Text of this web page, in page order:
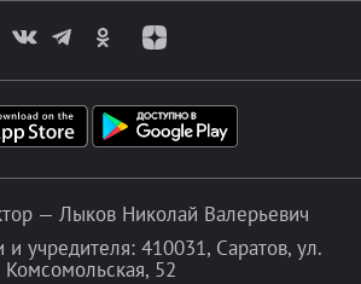
— Лыков Николай Валерьевич
учредителя: 410031, Саратов, ул.
Комсомольская, 52